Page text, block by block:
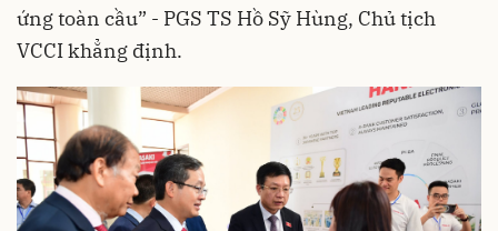
ứng toàn cầu” - PGS TS Hồ Sỹ Hùng, Chủ tịch
VCCI khẳng định.